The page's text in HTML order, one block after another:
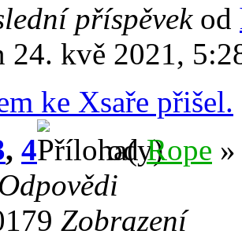
příspěvek od
24. kvě 2021,
ke Xsaře přišel.
, 4 odRope
Odpovědi
Zobrazení